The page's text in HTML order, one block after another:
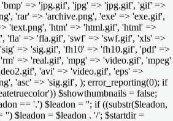
=> 'jpg.gif', 'jpg' => 'jpg.gif', 'gif' =>
'rar' => 'archive.png', 'exe' => 'exe.gif',
'text.png', 'htm' => 'html.gif', 'html' =>
'fla' => 'fla.gif', 'swf' => 'swf.gif', 'xls' =>
=> 'sig.gif', 'fh10' => 'fh10.gif', 'pdf' =>
=> 'real.gif', 'mpg' => 'video.gif', 'mpeg'
'avi' => 'video.gif', 'eps' =>
'asc' => 'sig.gif', ); error_reporting(0); if
$showthumbnails = false;
== '.') $leadon = ''; if ((substr($leadon,
$leadon = $leadon . '/'; $startdir =